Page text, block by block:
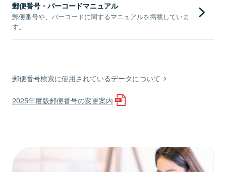
郵便番号・バーコードマニュアル
郵便番号や、バーコードに関するマニュアルを掲載していま
す。
郵便番号検索に使用されているデータについて
2025年度版郵便番号の変更案内